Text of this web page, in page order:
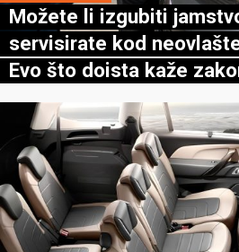
Možete li izgubiti
servisirate kod
Evo što doista kaže